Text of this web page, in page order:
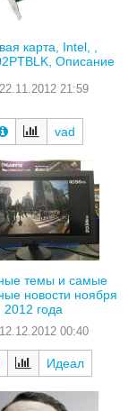
карта, Intel, ,
Описание
22.11.2012 21:59
vad
темы и самые
новости ноября
2012 года
12.12.2012 00:40
Идеал